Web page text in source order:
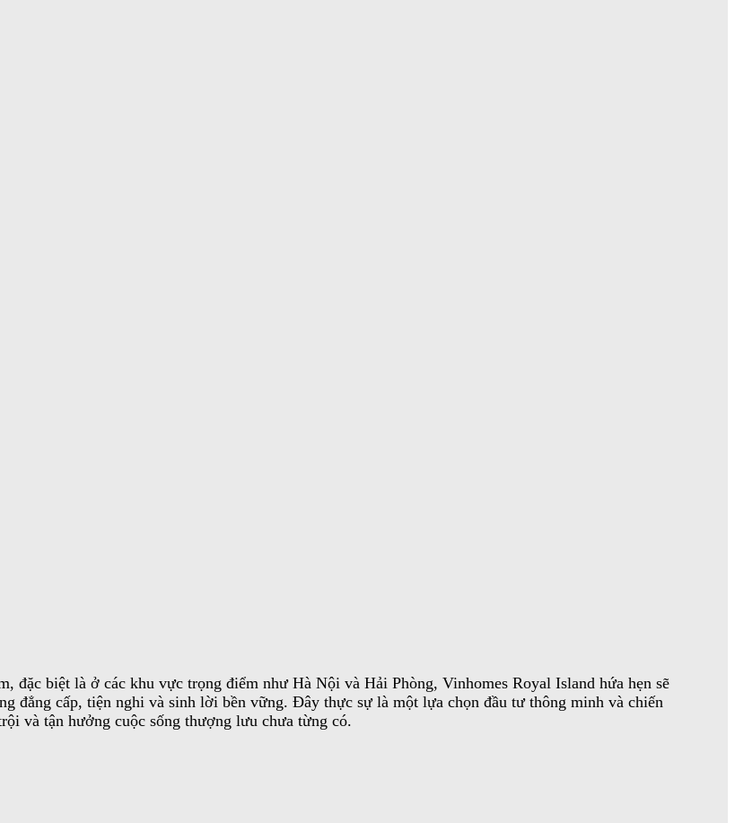
đặc biệt là ở các khu vực trọng điểm như Hà Nội và Hải Phòng, Vinhomes Royal Island hứa hẹn sẽ
đẳng cấp, tiện nghi và sinh lời bền vững. Đây thực sự là một lựa chọn đầu tư thông minh và chiến
và tận hưởng cuộc sống thượng lưu chưa từng có.